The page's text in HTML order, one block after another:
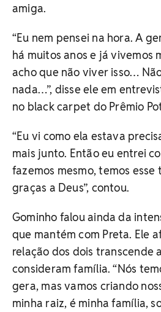
amiga.
“Eu nem pensei na hora. A
há muitos anos e já vivemos
acho que não viver isso…
nada…”, disse ele em
no black carpet do Prêmio
“Eu vi como ela estava
mais junto. Então eu entrei
fazemos mesmo, temos esse
graças a Deus”, contou.
Gominho falou ainda da
que mantém com Preta. Ele
relação dos dois transcende
consideram família. “Nós
gera, mas vamos criando
minha raiz, é minha família,